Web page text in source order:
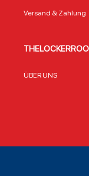
Versand & Zahlung
ÜBER UNS